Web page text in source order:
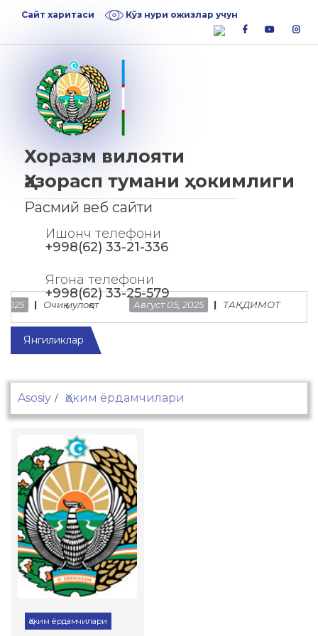
Сайт харитаси
Кўз нури ожизлар учун
facebookyoutube
Хоразм вилояти
Ҳазорасп тумани ҳокимлиги
Расмий веб сайти
Ишонч телефони
+998(62) 33-21-336
Ягона телефони
+998(62) 33-25-579
Янгиликлар
Очиқ мулоқот Август 05, 2025 ТАҚДИМОТ
Asosiy Ҳоким ёрдамчилари
Ҳоким ёрдамчилари